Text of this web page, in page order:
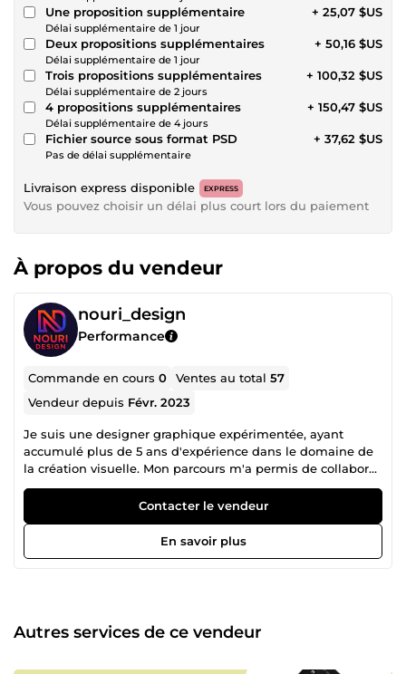
Une proposition supplémentaire
Délai supplémentaire de 1 jour
+ 25,07 $US
Deux propositions supplémentaires
Délai supplémentaire de 1 jour
+ 50,16 $US
Trois propositions supplémentaires
Délai supplémentaire de 2 jours
+ 100,32 $US
4 propositions supplémentaires
Délai supplémentaire de 4 jours
+ 150,47 $US
Fichier source sous format PSD
Pas de délai supplémentaire
+ 37,62 $US
Livraison express disponible EXPRESS
Vous pouvez choisir un délai plus court lors du paiement
À propos du vendeur
nouri_design
Performance
Commande en cours0 Ventes au total57
Vendeur depuis Févr. 2023
Je suis une designer graphique expérimentée, ayant
accumulé plus de 5 ans d'expérience dans le domaine de
la création visuelle. Mon parcours m'a permis de collaborer
avec de nombreuses entreprises et organisations, où j'ai
pu façonner des designs élégants et percutants pour
divers supports tels que les sites web, les publicités, les
magazines, les logos et les emballages de produits. Ma
passion pour mon métier se reflète dans ma maîtrise des
les besoins et les objectifs de mes clients afin de concevoir
des designs répondant à leurs attentes, voire les
Contacter le vendeur
En savoir plus
Autres services de ce vendeur